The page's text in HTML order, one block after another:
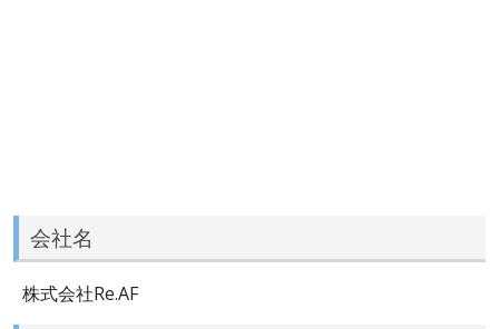
会社名
株式会社Re.AF